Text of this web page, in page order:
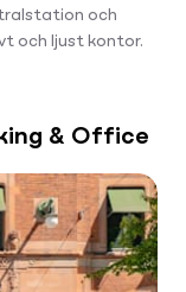
och
och ljust kontor.
& Office